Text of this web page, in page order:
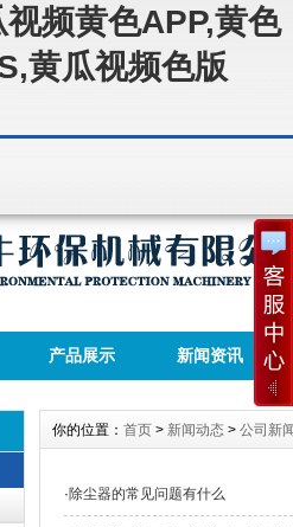
频黄色APP,黄色
黄瓜视频色版
产品展示 新闻资讯
你的位置： 首页 > 新闻动态 > 公司新
·除尘器的常见问题有什么